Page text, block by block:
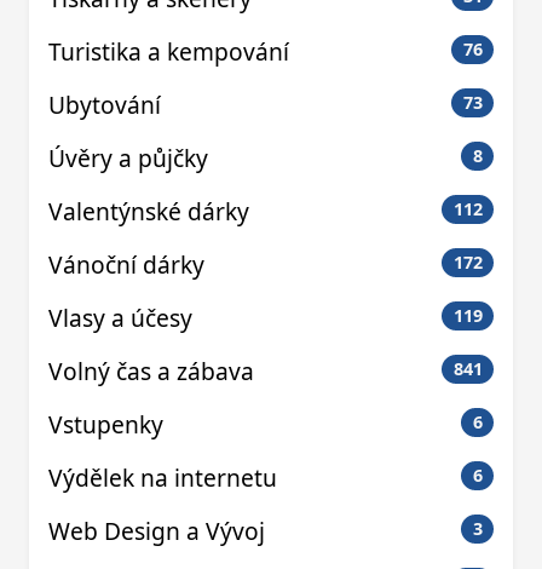
Turistika a kempování 76
Ubytování 73
Úvěry a půjčky 8
Valentýnské dárky 112
Vánoční dárky 172
Vlasy a účesy 119
Volný čas a zábava 841
Vstupenky 6
Výdělek na internetu 6
Web Design a Vývoj 3